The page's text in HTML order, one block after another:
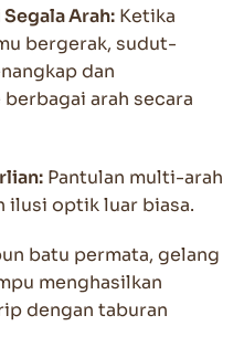
Arah:Ketika
bergerak, sudut-
dan
arah secara
Pantulan multi-arah
ilusi optik luar biasa.
batu permata, gelang
menghasilkan
dengan taburan